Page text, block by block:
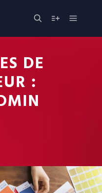
DE
: